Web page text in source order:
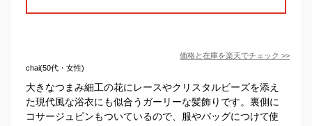
価格と在庫を楽天でチェック >>
chai(50代・女性)
大きなつまみ細工の花にレースやクリスタルビーズを添え
た現代風な浴衣にも似合うガーリーな髪飾りです。裏側に
コサージュピンもついているので、服やバッグにつけて使